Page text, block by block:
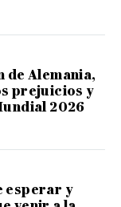
de Alemania,
prejuicios y
2026
esperar y